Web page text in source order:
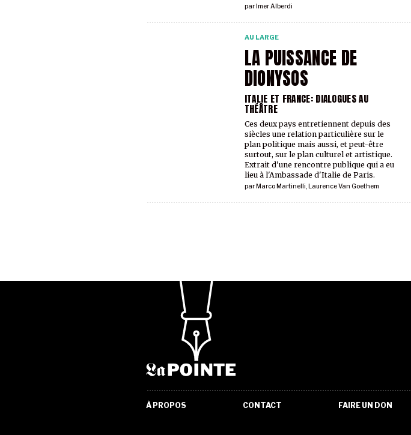
parImer Alberdi
LA PUISSANCE DE
DIONYSOS
ITALIE ET FRANCE: DIALOGUES AU
THÉÂTRE
AU LARGE
parMarco Martinelli,Laurence Van Goethem
Ces deux pays entretiennent depuis des
siècles une relation particulière sur le
plan politique mais aussi, et peut-être
surtout, sur le plan culturel et artistique.
Extrait d'une rencontre publique qui a eu
lieu à l'Ambassade d'Italie de Paris.
À PROPOS CONTACT FAIRE UN DON